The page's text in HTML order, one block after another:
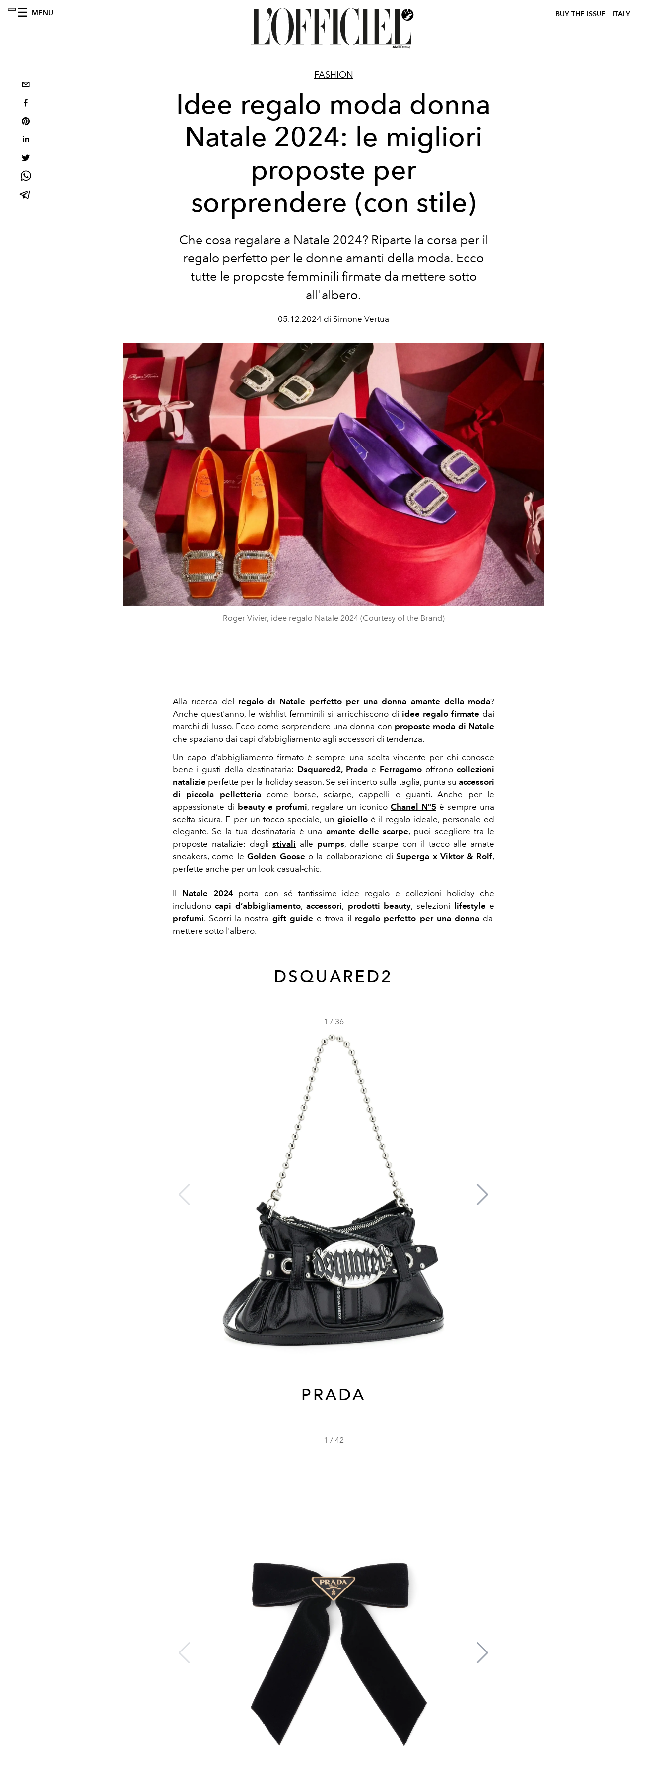
MENU BUY THE ISSUE ITALY
FASHION
Idee regalo moda donna
Natale 2024: le migliori
proposte per
sorprendere (con stile)
Che cosa regalare a Natale 2024? Riparte la corsa per il
regalo perfetto per le donne amanti della moda. Ecco
tutte le proposte femminili firmate da mettere sotto
all'albero.
05.12.2024 di Simone Vertua
Roger Vivier, idee regalo Natale 2024 (Courtesy of the Brand)
Alla ricerca del regalo di Natale perfettoper una donna amante della moda?
Anche quest'anno, le wishlist femminili si arricchiscono di idee regalo firmate dai
marchi di lusso. Ecco come sorprendere una donna con proposte moda di Natale
che spaziano dai capi d’abbigliamento agli accessori di tendenza.
Un capo d’abbigliamento firmato è sempre una scelta vincente per chi conosce
bene i gusti della destinataria: Dsquared2, Prada e Ferragamo offrono collezioni
natalizie perfette per la holiday season. Se sei incerto sulla taglia, punta su accessori
di piccola pelletteriacome borse, sciarpe, cappelli e guanti. Anche per le
appassionate di beauty e profumi, regalare un iconico Chanel N°5 è sempre una
scelta sicura. E per un tocco speciale, un gioielloè il regalo ideale, personale ed
elegante. Se la tua destinataria è una amante delle scarpe, puoi scegliere tra le
proposte natalizie: daglistivali alle pumps, dalle scarpe con il tacco alle amate
sneakers, come leGolden Goose o la collaborazione di Superga x Viktor & Rolf,
perfette anche per un look casual-chic.
Il Natale 2024porta con sé tantissime idee regalo e collezioni holiday che
includonocapi d’abbigliamento, accessori, prodotti beauty, selezioni lifestyle e
profumi. Scorri la nostra gift guide e trova il regalo perfetto per una donnada
mettere sotto l'albero.
DSQUARED2
1 / 36
PRADA
1 / 42